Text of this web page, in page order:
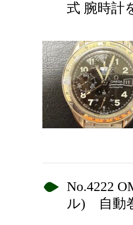
式 腕時計
No.4222
ル) 自動